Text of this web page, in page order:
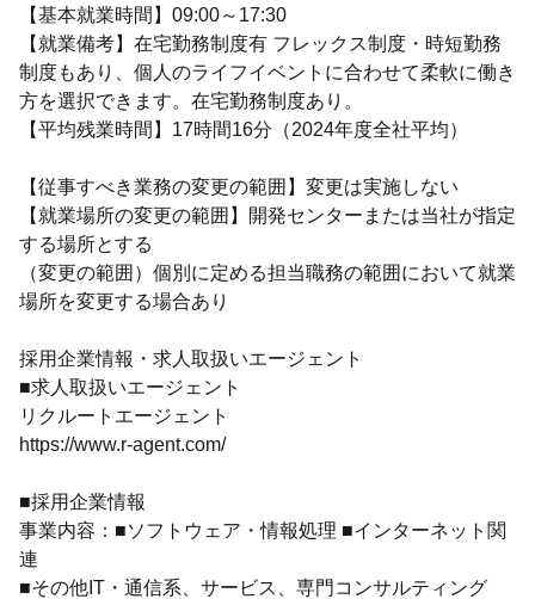
【基本就業時間】09:00～17:30
【就業備考】在宅勤務制度有 フレックス制度・時短勤務
制度もあり、個人のライフイベントに合わせて柔軟に働き
方を選択できます。在宅勤務制度あり。
【平均残業時間】17時間16分（2024年度全社平均）
【従事すべき業務の変更の範囲】変更は実施しない
【就業場所の変更の範囲】開発センターまたは当社が指定
する場所とする
（変更の範囲）個別に定める担当職務の範囲において就業
場所を変更する場合あり
採用企業情報・求人取扱いエージェント
■求人取扱いエージェント
リクルートエージェント
https://www.r-agent.com/
■採用企業情報
事業内容：■ソフトウェア・情報処理 ■インターネット関
連
■その他IT・通信系、サービス、専門コンサルティング